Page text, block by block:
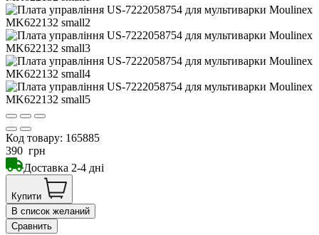
Код товару: 165885
390 грн
Доставка 2-4 дні
Купити
В список желаний
Сравнить